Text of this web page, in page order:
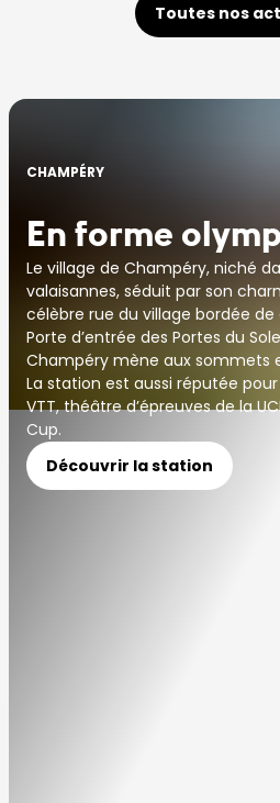
Toutes nos
CHAMPÉRY
En forme
Le village de Champéry, niché
valaisannes, séduit par son
célèbre rue du village bordée
Porte d’entrée des Portes du
Champéry mène aux sommets
La station est aussi réputée
VTT, théâtre d’épreuves de la
Cup.
Découvrir la station